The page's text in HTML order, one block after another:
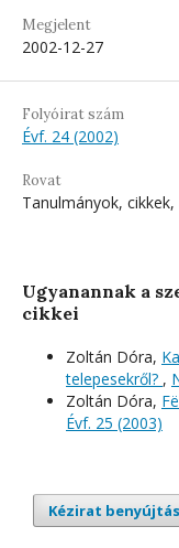
Megjelent
2002-12-27
Folyóirat szám
Évf. 24 (2002)
Rovat
Tanulmányok,
Ugyanannak a
cikkei
Zoltán Dóra,
telepesekről? ,
Zoltán Dóra,
Évf. 25 (2003)
Kézirat